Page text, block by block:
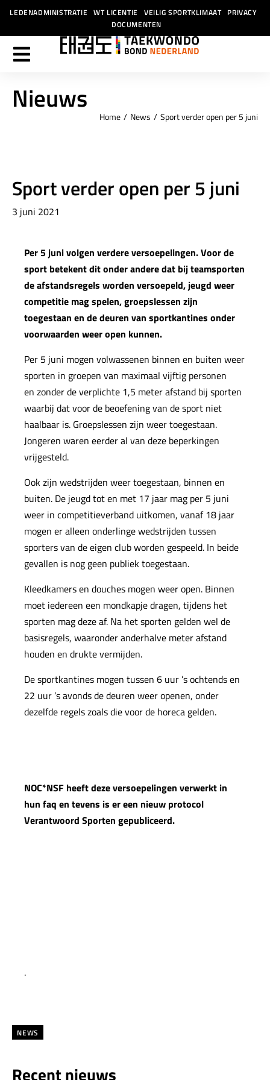
LEDENADMINISTRATIE WT LICENTIE VEILIG SPORTKLIMAAT PRIVACY
DOCUMENTEN
Nieuws
Home News Sport verder open per 5 juni
Sport verder open per 5 juni
3 juni 2021
Per 5 juni volgen verdere versoepelingen. Voor de
sport betekent dit onder andere dat bij teamsporten
de afstandsregels worden versoepeld, jeugd weer
competitie mag spelen, groepslessen zijn
toegestaan en de deuren van sportkantines onder
voorwaarden weer open kunnen.
Per 5 juni mogen volwassenen binnen en buiten weer
sporten in groepen van maximaal vijftig personen
en zonder de verplichte 1,5 meter afstand bij sporten
waarbij dat voor de beoefening van de sport niet
haalbaar is. Groepslessen zijn weer toegestaan.
Jongeren waren eerder al van deze beperkingen
vrijgesteld.
Ook zijn wedstrijden weer toegestaan, binnen en
buiten. De jeugd tot en met 17 jaar mag per 5 juni
weer in competitieverband uitkomen, vanaf 18 jaar
mogen er alleen onderlinge wedstrijden tussen
sporters van de eigen club worden gespeeld. In beide
gevallen is nog geen publiek toegestaan.
Kleedkamers en douches mogen weer open. Binnen
moet iedereen een mondkapje dragen, tijdens het
sporten mag deze af. Na het sporten gelden wel de
basisregels, waaronder anderhalve meter afstand
houden en drukte vermijden.
De sportkantines mogen tussen 6 uur ’s ochtends en
22 uur ’s avonds de deuren weer openen, onder
dezelfde regels zoals die voor de horeca gelden.
NOC*NSF heeft deze versoepelingen verwerkt in
hun faq en tevens is er een nieuw protocol
Verantwoord Sporten gepubliceerd.
.
NEWS
Recent nieuws